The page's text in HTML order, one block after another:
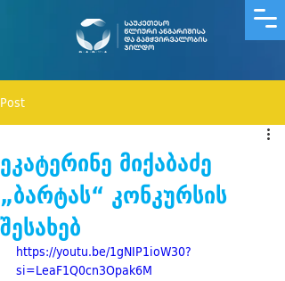
Post
ეკატერინე მიქაბაძე
„ბარტას“ კონკურსის
შესახებ
https://youtu.be/1gNIP1ioW30?
si=LeaF1Q0cn3Opak6M